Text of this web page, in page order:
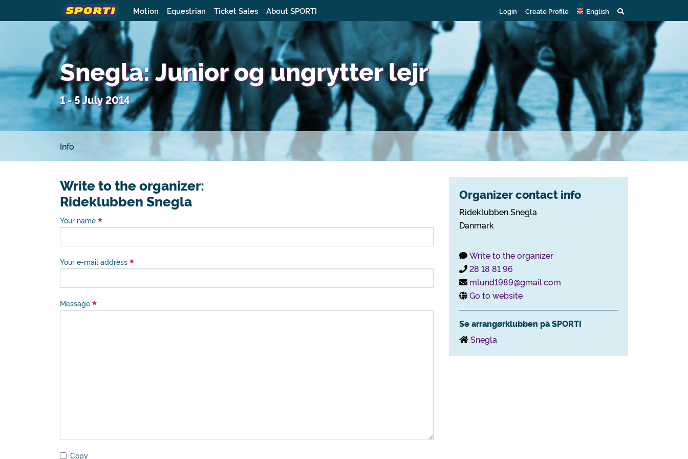
Motion Equestrian Ticket Sales About SPORTI Login Create Profile English
Snegla: Junior og ungrytter lejr
1 - 5 July 2014
Info
Write to the organizer:
Rideklubben Snegla
Your name
Your e-mail address
Message
Copy
Organizer contact info
Rideklubben Snegla
Danmark
Write to the organizer
28 18 81 96
mlund1989@gmail.com
Go to website
Se arrangørklubben på SPORTI
Snegla